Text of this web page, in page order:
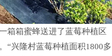
箱箱蜜蜂送进了蓝莓种植区
“兴隆村蓝莓种植面积1800多